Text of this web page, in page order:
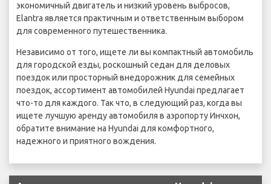
экономичный двигатель и низкий уровень выбросов,
Elantra является практичным и ответственным выбором
для современного путешественника.
Независимо от того, ищете ли вы компактный автомобиль
для городской езды, роскошный седан для деловых
поездок или просторный внедорожник для семейных
поездок, ассортимент автомобилей Hyundai предлагает
что-то для каждого. Так что, в следующий раз, когда вы
ищете лучшую аренду автомобиля в аэропорту Инчхон,
обратите внимание на Hyundai для комфортного,
надежного и приятного вождения.